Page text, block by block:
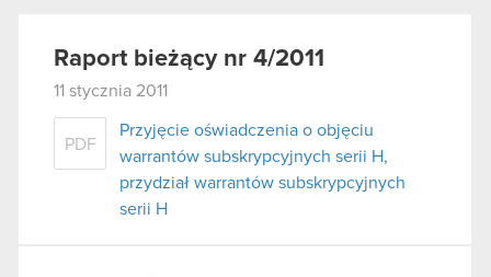
Raport bieżący nr 4/2011
11 stycznia 2011
PDF
Przyjęcie oświadczenia o objęciu
warrantów subskrypcyjnych serii H,
przydział warrantów subskrypcyjnych
serii H